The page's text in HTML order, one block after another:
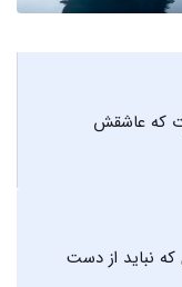
که عاشقش
که نباید از دست